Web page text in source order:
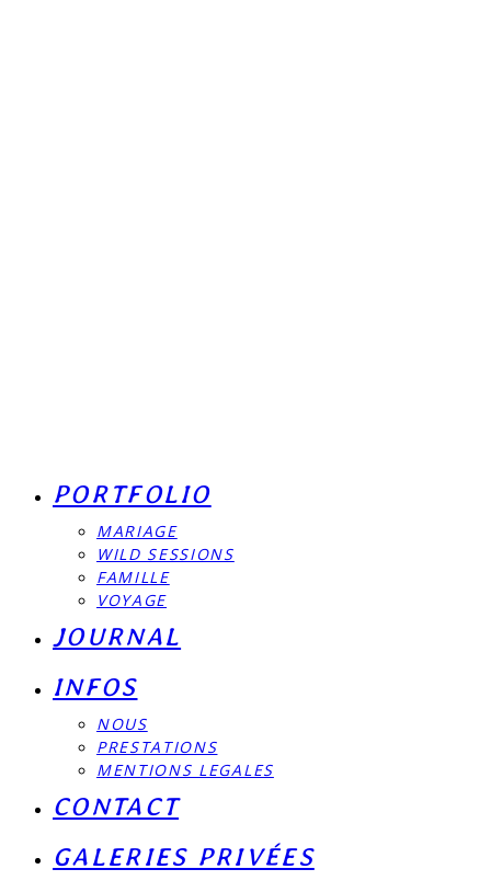
PORTFOLIO
MARIAGE
WILD SESSIONS
FAMILLE
VOYAGE
JOURNAL
INFOS
NOUS
PRESTATIONS
MENTIONS LEGALES
CONTACT
GALERIES PRIVÉES